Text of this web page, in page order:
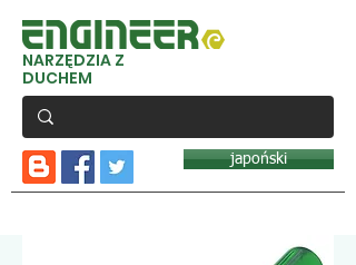
NARZĘDZIA Z
DUCHEM
japoński